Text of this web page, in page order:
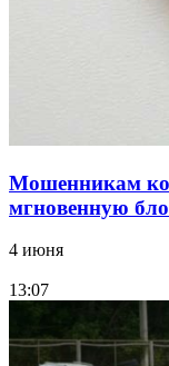
Мошенникам
мгновенную
4 июня
13:07